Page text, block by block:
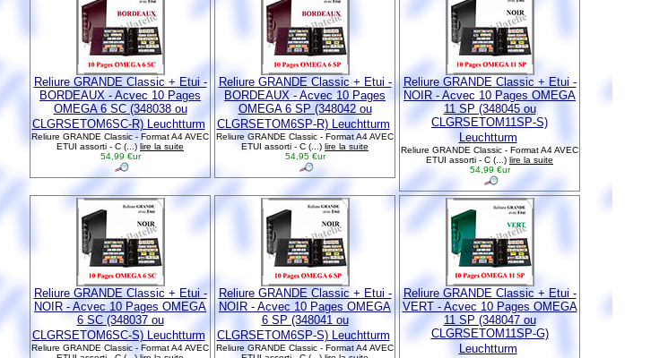
Reliure GRANDE Classic + Etui -
BORDEAUX - Acvec 10 Pages
OMEGA 6 SC (348038 ou
CLGRSETOM6SC-R) Leuchtturm
Reliure GRANDE Classic - Format A4 AVEC
ETUI assorti - C (...) lire la suite
54,99 €ur
Reliure GRANDE Classic + Etui -
BORDEAUX - Acvec 10 Pages
OMEGA 6 SP (348042 ou
CLGRSETOM6SP-R) Leuchtturm
Reliure GRANDE Classic - Format A4 AVEC
ETUI assorti - C (...) lire la suite
54,95 €ur
Reliure GRANDE Classic + Etui -
NOIR - Acvec 10 Pages OMEGA
11 SP (348045 ou
CLGRSETOM11SP-S)
Leuchtturm
Reliure GRANDE Classic - Format A4 AVEC
ETUI assorti - C (...) lire la suite
54,99 €ur
Reliure GRANDE Classic + Etui -
NOIR - Acvec 10 Pages OMEGA
6 SC (348037 ou
CLGRSETOM6SC-S) Leuchtturm
Reliure GRANDE Classic - Format A4 AVEC
Reliure GRANDE Classic + Etui -
NOIR - Acvec 10 Pages OMEGA
6 SP (348041 ou
CLGRSETOM6SP-S) Leuchtturm
Reliure GRANDE Classic - Format A4 AVEC
Reliure GRANDE Classic + Etui -
VERT - Acvec 10 Pages OMEGA
11 SP (348047 ou
CLGRSETOM11SP-G)
Leuchtturm